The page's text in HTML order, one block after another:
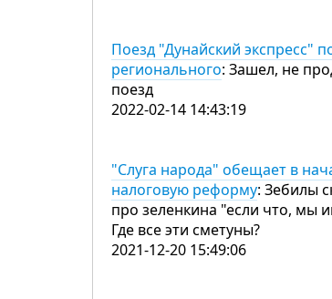
Поезд "Дунайский экспресс"
регионального: Зашел, не
поезд
2022-02-14 14:43:19
"Слуга народа" обещает в
налоговую реформу: Зебилы
про зеленкина "если что, мы
Где все эти сметуны?
2021-12-20 15:49:06